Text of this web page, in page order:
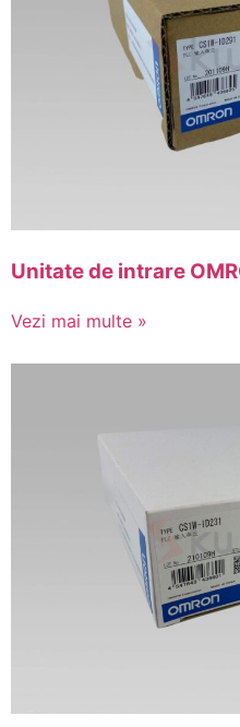
Unitate de intrare
Vezi mai multe »